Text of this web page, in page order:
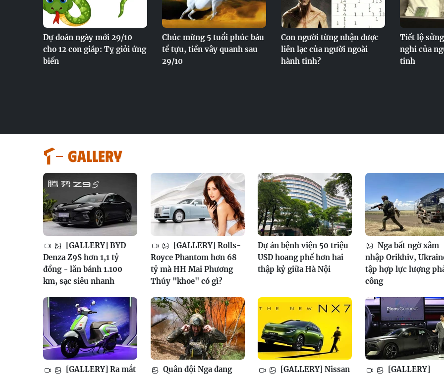
Dự đoán ngày mới 29/10
cho 12 con giáp: Tỵ giỏi ứng
biến
Chúc mừng 5 tuổi phúc báu
tề tựu, tiền vây quanh sau
29/10
Con người từng nhận được
liên lạc của người ngoài
hành tinh?
Tiết lộ
nghi của
tinh
GALLERY
[GALLERY] BYD
Denza Z9S hơn 1,1 tỷ
đồng - lăn bánh 1.100
km, sạc siêu nhanh
[GALLERY] Rolls-
Royce Phantom hơn 68
tỷ mà HH Mai Phương
Thúy "khoe" có gì?
Dự án bệnh viện 50 triệu
USD hoang phế hơn hai
thập kỷ giữa Hà Nội
Nga bất ngờ xâm
nhập Orikhiv,
tập hợp lực lượng
công
[GALLERY] Ra mắt
Quân đội Nga đang
[GALLERY] Nissan
[GALLERY]